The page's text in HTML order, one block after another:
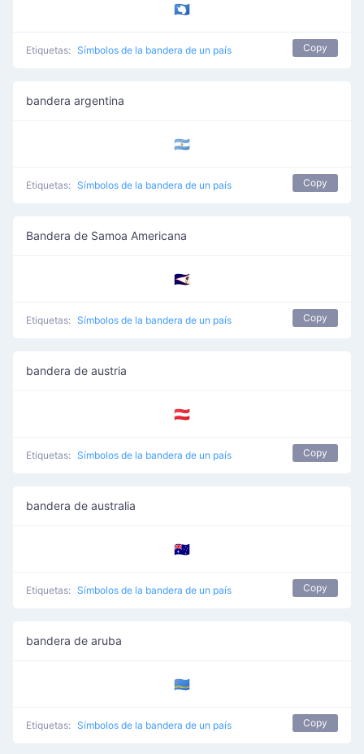
🇦🇶
Etiquetas: Símbolos de la bandera de un país Copy
bandera argentina
🇦🇷
Etiquetas: Símbolos de la bandera de un país Copy
Bandera de Samoa Americana
🇦🇸
Etiquetas: Símbolos de la bandera de un país Copy
bandera de austria
🇦🇹
Etiquetas: Símbolos de la bandera de un país Copy
bandera de australia
🇦🇺
Etiquetas: Símbolos de la bandera de un país Copy
bandera de aruba
🇦🇼
Etiquetas: Símbolos de la bandera de un país Copy